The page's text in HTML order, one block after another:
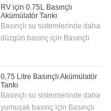
mutfak pompa sistemi -
böylece pompa, musluk
üzerindeki geçiş anahtarı ile
otomatik olarak çalıştırılabilir.
olduğundan
Tekne/Karavan/Karavan vb.
içinde su kaynağının 1,5 m
RV için 0.75L Basınçlı
Akümülatör Tankı
Basınçlı su sistemlerinde daha
düzgün basınç için Basınçlı
uygundur. İç lastik membranlı.
Geçmeli portlu dayanıklı
bağlantı parçalarıyla yeni ve
0,75 Litre Basınçlı Akümülatör
Tankı
Basınçlı su sistemlerinde daha
yumuşak basınç için Basınçlı